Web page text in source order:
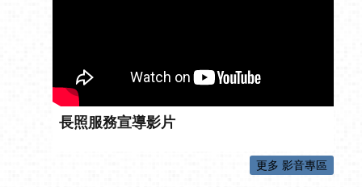
長照服務宣導影片
更多 影音專區